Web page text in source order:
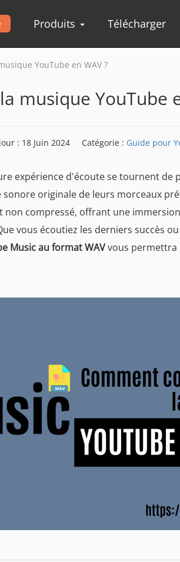
Produits Télécharger
YouTube en WAV ?
musique YouTube
: 18 Juin 2024 Catégorie : Guide pour
expérience d'écoute se tournent de
originale de leurs morceaux
compressé, offrant une
vous écoutiez les derniers succès
Music au format WAVvous permettra